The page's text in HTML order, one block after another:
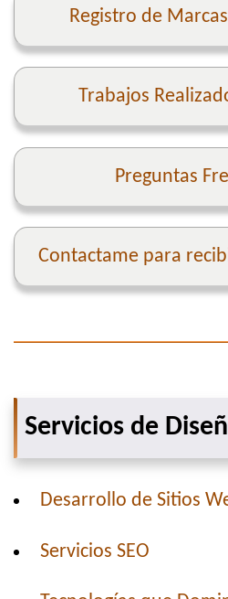
Registro de
Trabajos
Preguntas
Contactame para
Servicios de
Desarrollo de Sitios
Servicios SEO